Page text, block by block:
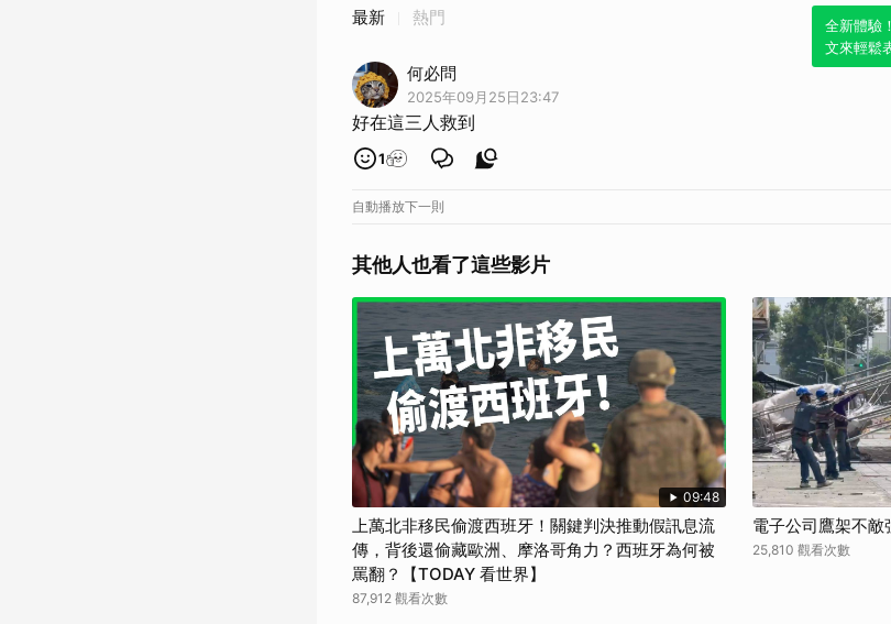
全新體驗
文來輕鬆
最新 熱門
何必問
2025年09月25日23:47
好在這三人救到
1
自動播放下一則
其他人也看了這些影片
09:48
上萬北非移民偷渡西班牙！關鍵判決推動假訊息流
傳，背後還偷藏歐洲、摩洛哥角力？西班牙為何被
罵翻？【TODAY 看世界】
87,912 觀看次數
電子公司鷹架不
25,810 觀看次數